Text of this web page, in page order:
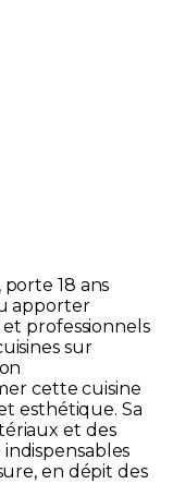
18 ans
apporter
professionnels
sur
cette cuisine
esthétique. Sa
et des
en dépit des